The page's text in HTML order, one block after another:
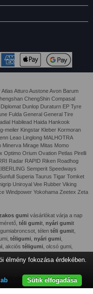
Atturo Austone Avon Barum
ChengShin Compasal
Dunlop Duraturn EP Tyre
Fulda General General Tire
Habilead Haida Hankook
meiler Kingstar Kleber Kormoran
Leao Linglong MALHOTRA
Minerva Mirage Mitas Momo
Optimo Orium Ovation Petlas Pirelli
Radar RAPID Riken Roadhog
Semperit Speedways
Superia Taurus Tigar Tomket
Uniroyal Vee Rubber Viking
Windpower Yokohama Zeetex Zeta
gumi vásárlókat várja a nap
téli gumit, nyári gumit
télen téli gumit,
téligumi, nyári gumi,
, akciós téligumi, olcsó gumi,
Minden jog fenntartva
élmény fokozása érdekében.
Sütik elfogadása